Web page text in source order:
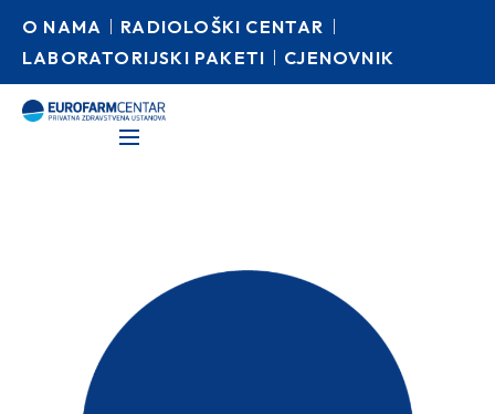
O NAMA
RADIOLOŠKI CENTAR
LABORATORIJSKI PAKETI
CJENOVNIK